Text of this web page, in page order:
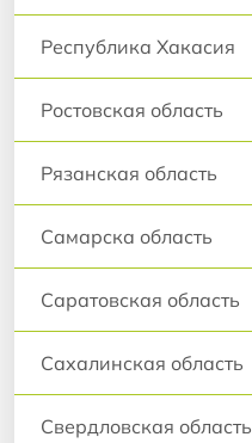
Республика Хакасия
Ростовская область
Рязанская область
Самарска область
Саратовская область
Сахалинская область
Свердловская область